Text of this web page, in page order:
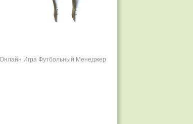
Игра Футбольный Менеджер